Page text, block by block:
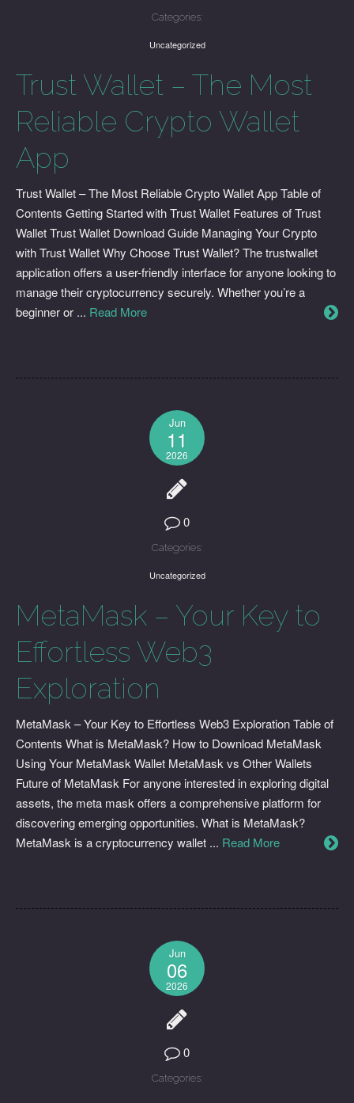
Categories:
Uncategorized
Trust Wallet – The Most
Reliable Crypto Wallet
App
Trust Wallet – The Most Reliable Crypto Wallet App Table of
Contents Getting Started with Trust Wallet Features of Trust
Wallet Trust Wallet Download Guide Managing Your Crypto
with Trust Wallet Why Choose Trust Wallet? The trustwallet
application offers a user-friendly interface for anyone looking to
manage their cryptocurrency securely. Whether you’re a
beginner or ... Read More
Jun
11
2026
0
Categories:
Uncategorized
MetaMask – Your Key to
Effortless Web3
Exploration
MetaMask – Your Key to Effortless Web3 Exploration Table of
Contents What is MetaMask? How to Download MetaMask
Using Your MetaMask Wallet MetaMask vs Other Wallets
Future of MetaMask For anyone interested in exploring digital
assets, the meta mask offers a comprehensive platform for
discovering emerging opportunities. What is MetaMask?
MetaMask is a cryptocurrency wallet ... Read More
Jun
06
2026
0
Categories: